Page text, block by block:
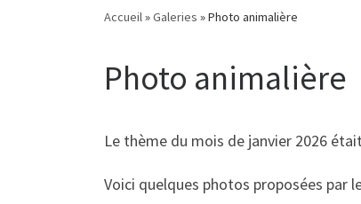
Accueil»Galeries »Photo animalière
Photo animalière
Le thème du mois de janvier 2026
Voici quelques photos proposées par